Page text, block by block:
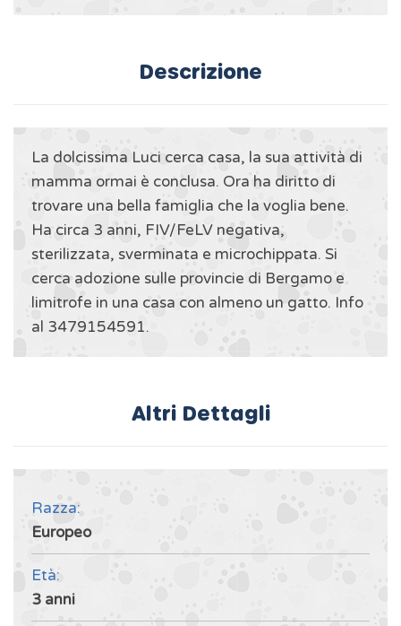
Descrizione
La dolcissima Luci cerca casa, la sua attività di
mamma ormai è conclusa. Ora ha diritto di
trovare una bella famiglia che la voglia bene.
Ha circa 3 anni, FIV/FeLV negativa,
sterilizzata, sverminata e microchippata. Si
cerca adozione sulle provincie di Bergamo e
limitrofe in una casa con almeno un gatto. Info
al 3479154591.
Altri Dettagli
Razza:
Europeo
Età:
3 anni